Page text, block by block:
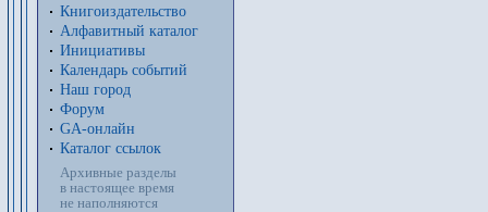
Книгоиздательство
Алфавитный каталог
Инициативы
Календарь событий
Наш город
Форум
GA-онлайн
Каталог ссылок
Архивные разделы
в настоящее время
не наполняются